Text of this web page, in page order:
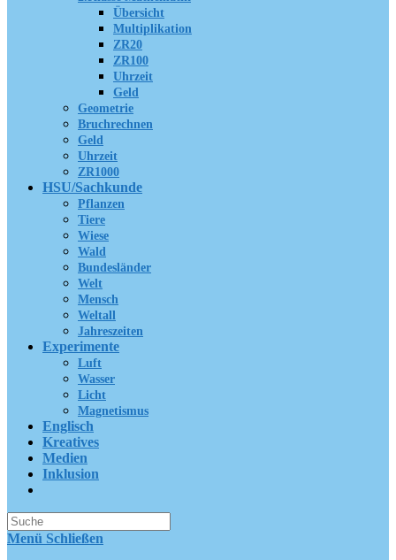
Übersicht
Multiplikation
ZR20
ZR100
Uhrzeit
Geld
Geometrie
Bruchrechnen
Geld
Uhrzeit
ZR1000
HSU/Sachkunde
Pflanzen
Tiere
Wiese
Wald
Bundesländer
Welt
Mensch
Weltall
Jahreszeiten
Experimente
Luft
Wasser
Licht
Magnetismus
Englisch
Kreatives
Medien
Inklusion
Suche
nach:
Menü Schließen